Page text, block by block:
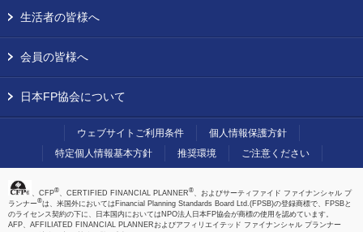
生活者の皆様へ
会員の皆様へ
日本FP協会について
ウェブサイトご利用条件
個人情報保護方針
特定個人情報基本方針
推奨環境 ご注意ください
、CFP® 、CERTIFIED FINANCIAL PLANNER® 、およびサーティファイド ファイナンシャル プ
ランナー®は、米国外においてはFinancial Planning Standards Board Ltd.(FPSB)の登録商標で、FPSBと
のライセンス契約の下に、日本国内においてはNPO法人日本FP協会が商標の使用を認めています。
AFP、AFFILIATED FINANCIAL PLANNERおよびアフィリエイテッド ファイナンシャル プランナー